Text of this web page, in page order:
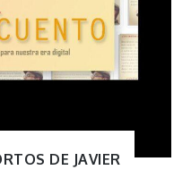
DE JAVIER